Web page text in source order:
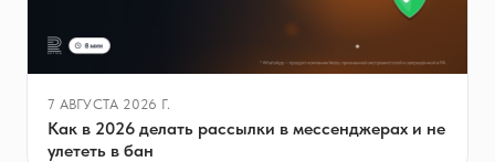
7 АВГУСТА 2026 Г.
Как в 2026 делать рассылки в мессенджерах и не
улететь в бан